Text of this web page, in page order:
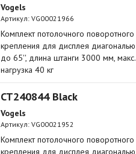
Vogels
Артикул: VG00021966
Комплект потолочного поворотного
крепления для дисплея диагональю
до 65'', длина штанги 3000 мм, макс.
нагрузка 40 кг
CT240844 Black
Vogels
Артикул: VG00021952
Комплект потолочного поворотного
крепления для дисплея диагональю